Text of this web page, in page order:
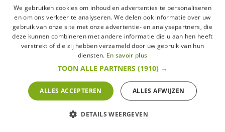
Betaling in de winkel
Tickets
Ecocheque,
Compliments,
FRENCH
ENGLISH
We gebruiken cookies om inhoud en advertenties te personaliseren
en om ons verkeer te analyseren. We delen ook informatie over uw
gebruik van onze site met onze advertentie- en analysepartners, die
deze kunnen combineren met andere informatie die u aan hen heeft
verstrekt of die zij hebben verzameld door uw gebruik van hun
diensten. En savoir plus
TOON ALLE PARTNERS (1910) →
ALLES ACCEPTEREN ALLES AFWIJZEN
DETAILS WEERGEVEN